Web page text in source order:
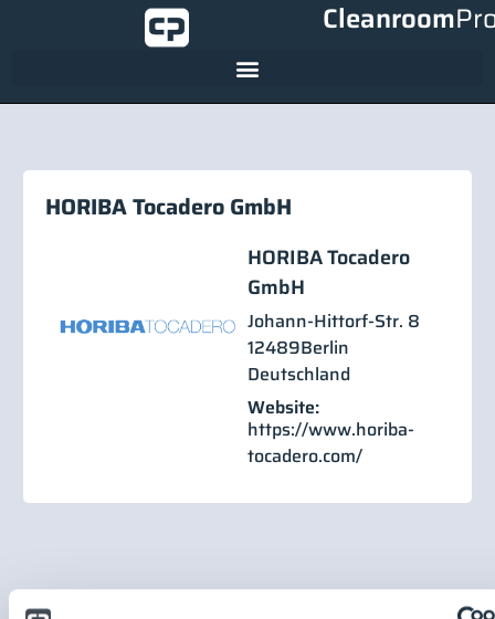
Cleanroom
HORIBA Tocadero GmbH
HORIBA Tocadero
GmbH
Johann-Hittorf-Str. 8
12489Berlin
Deutschland
Website:
https://www.horiba-
tocadero.com/